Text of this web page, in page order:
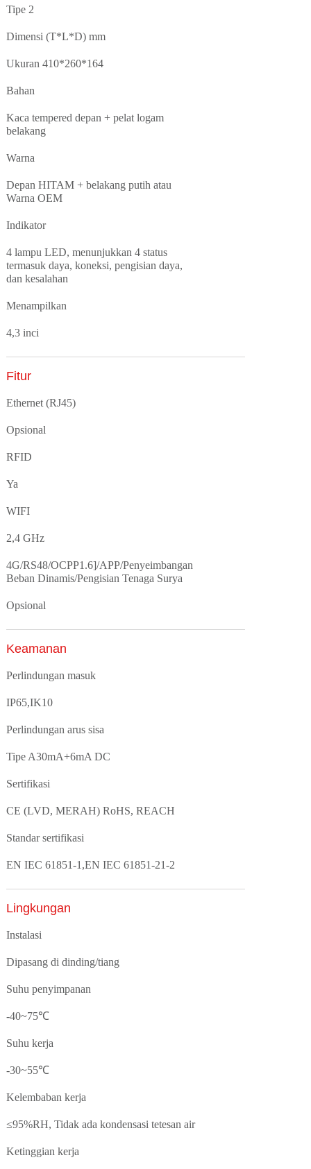
Tipe 2
Dimensi (T*L*D) mm
Ukuran 410*260*164
Bahan
Kaca tempered depan + pelat logam
belakang
Warna
Depan HITAM + belakang putih atau
Warna OEM
Indikator
4 lampu LED, menunjukkan 4 status
termasuk daya, koneksi, pengisian daya,
dan kesalahan
Menampilkan
4,3 inci
Fitur
Ethernet (RJ45)
Opsional
RFID
Ya
WIFI
2,4 GHz
4G/RS48/OCPP1.6]/APP/Penyeimbangan
Beban Dinamis/Pengisian Tenaga Surya
Opsional
Keamanan
Perlindungan masuk
IP65,IK10
Perlindungan arus sisa
Tipe A30mA+6mA DC
Sertifikasi
CE (LVD, MERAH) RoHS, REACH
Standar sertifikasi
EN IEC 61851-1,EN IEC 61851-21-2
Lingkungan
Instalasi
Dipasang di dinding/tiang
Suhu penyimpanan
-40~75℃
Suhu kerja
-30~55℃
Kelembaban kerja
≤95%RH, Tidak ada kondensasi tetesan air
Ketinggian kerja